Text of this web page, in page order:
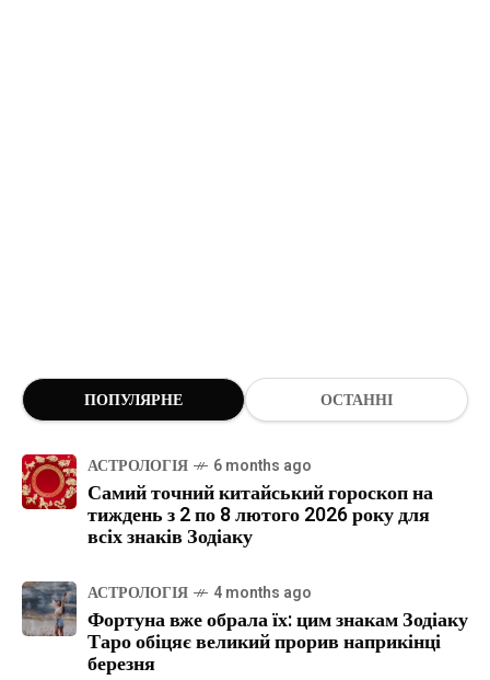
ПОПУЛЯРНЕ ОСТАННІ
АСТРОЛОГІЯ 6 months ago
Самий точний китайський гороскоп на
тиждень з 2 по 8 лютого 2026 року для
всіх знаків Зодіаку
АСТРОЛОГІЯ 4 months ago
Фортуна вже обрала їх: цим знакам Зодіаку
Таро обіцяє великий прорив наприкінці
березня